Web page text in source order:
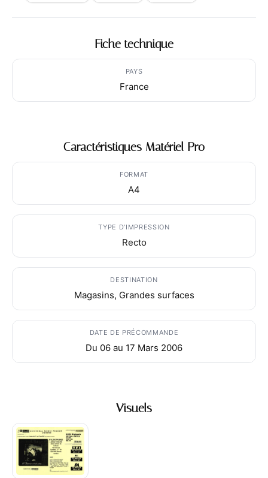
Fiche technique
PAYS
France
Caractéristiques Matériel Pro
FORMAT
A4
TYPE D’IMPRESSION
Recto
DESTINATION
Magasins, Grandes surfaces
DATE DE PRÉCOMMANDE
Du 06 au 17 Mars 2006
Visuels